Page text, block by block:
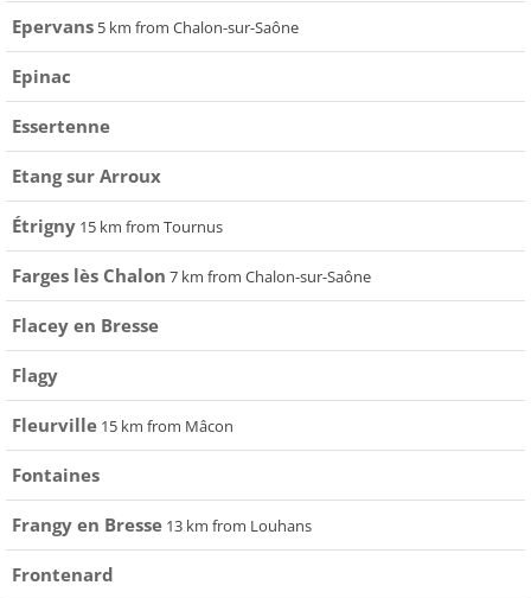
Epervans 5 km from Chalon-sur-Saône
Epinac
Essertenne
Etang sur Arroux
Étrigny 15 km from Tournus
Farges lès Chalon 7 km from Chalon-sur-Saône
Flacey en Bresse
Flagy
Fleurville 15 km from Mâcon
Fontaines
Frangy en Bresse 13 km from Louhans
Frontenard